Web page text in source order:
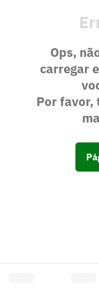
Ops,
carregar
Por favor,